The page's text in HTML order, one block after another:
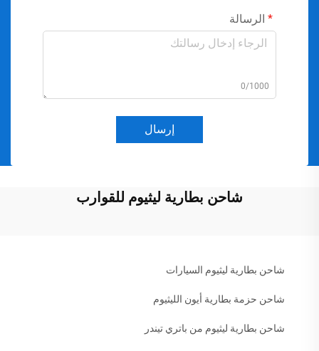
الرسالة
0/1000
إرسال
شاحن بطارية ليثيوم للقوارب
شاحن بطارية ليثيوم السيارات
شاحن حزمة بطارية أيون الليثيوم
شاحن بطارية ليثيوم من باتري تيندر